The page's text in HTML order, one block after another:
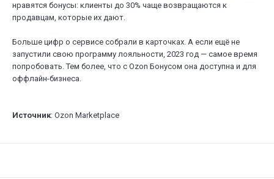
нравятся бонусы: клиенты до 30% чаще возвращаются к
продавцам, которые их дают.
Больше цифр о сервисе собрали в карточках. А если ещё не
запустили свою программу лояльности, 2023 год — самое время
попробовать. Тем более, что с Ozon Бонусом она доступна и для
оффлайн-бизнеса.
Источник: Ozon Marketplace